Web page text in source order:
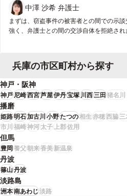
中澤 沙希 弁護士
まずは、窃盗事件の被害者との間での示
強く、弁護士との間の交渉自体を拒絶さ
で、反省を示し更生環境を整える方針を
えて、依頼者には薬物依存傾向がみられ
人から連絡を図り、集団ミーティング・
だき、依頼者の更生環境と今後の更生可能
兵庫の市区町村から探す
神戸・阪神
神戸尼崎西宮芦屋伊丹宝塚川西三田猪名川
播磨
姫路明石加古川小野たつの相生赤穂西脇三
市川福崎神河太子上郡佐用
但馬
豊岡養父朝来香美新温泉
丹波
篠山丹波
淡路島
洲本南あわじ淡路